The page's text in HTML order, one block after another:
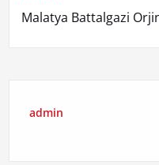
Malatya Battalgazi
admin